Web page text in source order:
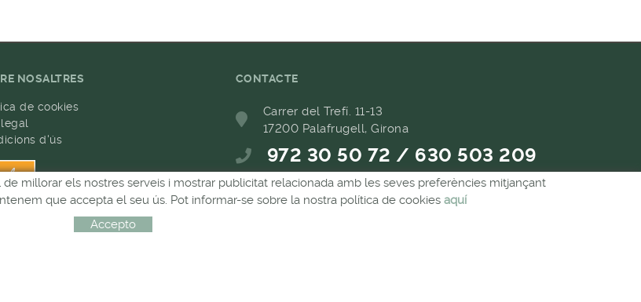
NOSALTRES
de cookies
d'ús
CONTACTE
Carrer del Trefí. 11-13
17200 Palafrugell, Girona
972 30 50 72 / 630 503 209
689 657 489
millorar els nostres serveis i mostrar publicitat relacionada amb les seves preferències mitjançant
que accepta el seu ús. Pot informar-se sobre la nostra política de cookies aquí
Accepto